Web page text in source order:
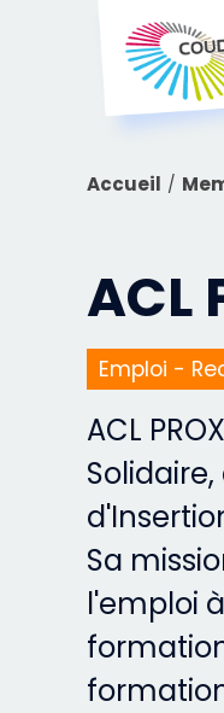
Accueil
ACL
Emploi -
ACL
Sa
l'emploi